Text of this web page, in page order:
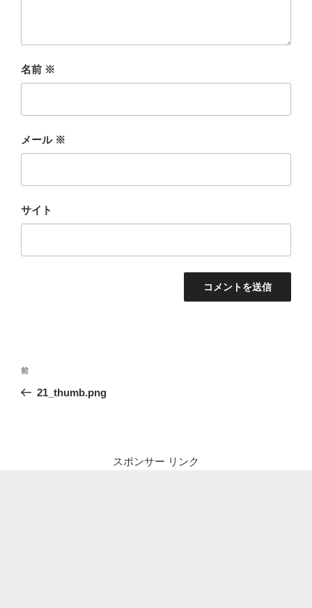
名前 ※
メール ※
サイト
投
前
の
前
21_thumb.png
スポンサー リンク